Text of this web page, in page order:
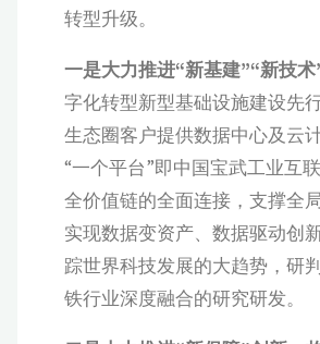
转型升级。
一是大力推进“新基建”“新技
字化转型新型基础设施建设先
生态圈客户提供数据中心及云
“一个平台”即中国宝武工业互
全价值链的全面连接，支撑全
实现数据变资产、数据驱动创
踪世界科技发展的大趋势，研
铁行业深度融合的研究研发。